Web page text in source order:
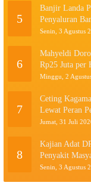
5
Banjir Landa
Penyaluran
Senin, 3 Agustus
6
Mahyeldi
Rp25 Juta per
Minggu, 2
7
Ceting
Lewat Peran
Jumat, 31 Juli
8
Kajian Adat
Penyakit
Senin, 3 Agustus